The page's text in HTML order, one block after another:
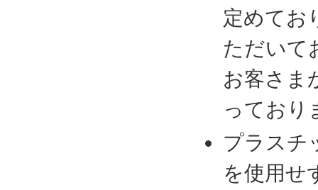
定めてお
ただいて
お客さま
っており
プラスチ
を使用せ